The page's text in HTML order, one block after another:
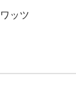
ワッツ